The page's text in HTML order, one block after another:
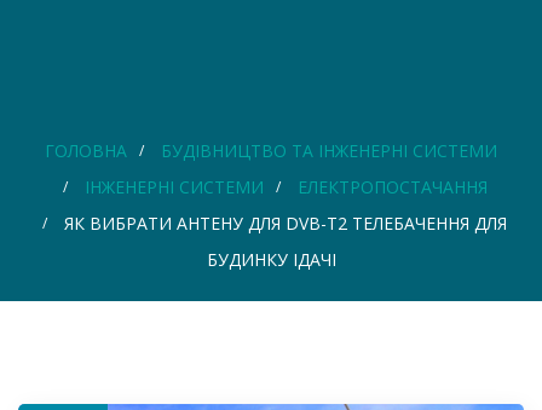
ГОЛОВНА
БУДІВНИЦТВО ТА ІНЖЕНЕРНІ СИСТЕМИ
ІНЖЕНЕРНІ СИСТЕМИ
ЕЛЕКТРОПОСТАЧАННЯ
ЯК ВИБРАТИ АНТЕНУ ДЛЯ DVB-T2 ТЕЛЕБАЧЕННЯ ДЛЯ
БУДИНКУ ІДАЧІ